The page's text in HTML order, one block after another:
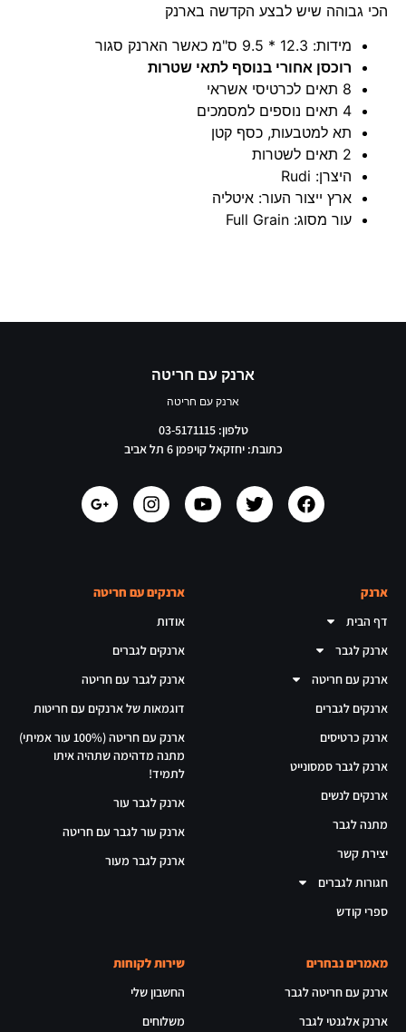
הכי גבוהה שיש לבצע הקדשה בארנק
מידות: 12.3 * 9.5 ס"מ כאשר הארנק סגור
רוכסן אחורי בנוסף לתאי שטרות
8 תאים לכרטיסי אשראי
4 תאים נוספים למסמכים
תא למטבעות, כסף קטן
2 תאים לשטרות
היצרן: Rudi
ארץ ייצור העור: איטליה
עור מסוג: Full Grain
ארנק עם חריטה
ארנק עם חריטה
טלפון: 03-5171115
כתובת: יחזקאל קויפמן 6 תל אביב
ארנק
דף הבית
ארנק לגבר
ארנק עם חריטה
ארנקים לגברים
ארנק כרטיסים
ארנק לגבר סמסונייט
ארנקים לנשים
מתנה לגבר
יצירת קשר
חגורות לגברים
ספרי קודש
ארנקים עם חריטה
אודות
ארנקים לגברים
ארנק לגבר עם חריטה
דוגמאות של ארנקים עם חריטות
ארנק עם חריטה (100% עור אמיתי)
מתנה מדהימה שתהיה איתו
לתמיד!
ארנק לגבר עור
ארנק עור לגבר עם חריטה
ארנק לגבר מעור
מאמרים נבחרים
ארנק עם חריטה לגבר
ארנק אלגנטי לגבר
שירות לקוחות
החשבון שלי
משלוחים